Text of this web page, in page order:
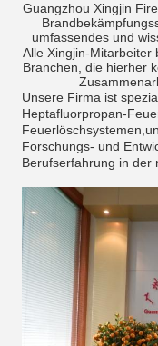
Guangzhou Xingjin
umfassendes und
Alle Xingjin-Mitarbeiter
Branchen, die hierher
Unsere Firma ist
Heptafluorpropan-
Forschungs- und
Berufserfahrung in der